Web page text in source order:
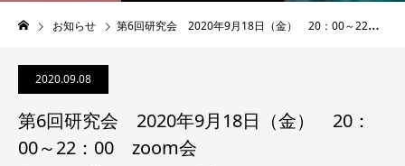
お知らせ 第6回研究会 2020年9月18日（金） 20：00～22：00 zoom会
2020.09.08
第6回研究会 2020年9月18日（金） 20：
00～22：00 zoom会